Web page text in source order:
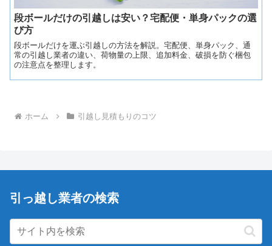
段ボールだけの引越しは安い？宅配便・単身パックの選
び方
段ボールだけを運ぶ引越しの方法を解説。宅配便、単身パック、通
常の引越し業者の違い、荷物量の上限、追加料金、破損を防ぐ梱包
の注意点を整理します。
ホーム 引越し見積もりのコツ
引っ越し業者の検索